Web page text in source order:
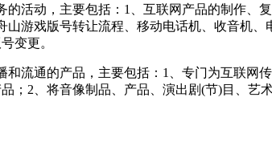
动，主要包括：1、互联网产品的制作、
游戏版号转让流程、移动电话机、收音机、
变更。
通的产品，主要包括：1、专门为互联网
2、将音像制品、产品、演出剧(节)目、艺